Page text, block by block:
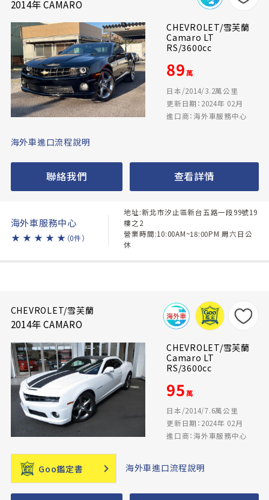
2014年 CAMARO
CHEVROLET/雪芙蘭
Camaro LT
RS/3600cc
89萬
日本/2014/3.2萬公里
更新日期：2024年 02月
進口商：海外車服務中心
海外車進口流程說明
聯絡我們 查看詳情
海外車服務中心
★ ★ ★ ★ ★ （0件）
地址:新北市汐止區新台五路一段99號19
樓之2
營業時間:10:00AM~18:00PM 周六日公
休
CHEVROLET/雪芙蘭
2014年 CAMARO
CHEVROLET/雪芙蘭
Camaro LT
RS/3600cc
95萬
日本/2014/7.6萬公里
更新日期：2024年 02月
進口商：海外車服務中心
Goo鑑定書 海外車進口流程說明